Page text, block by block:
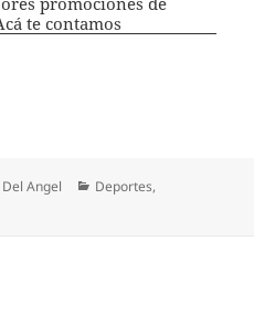
te contamos
Angel Categorías
Deportes,